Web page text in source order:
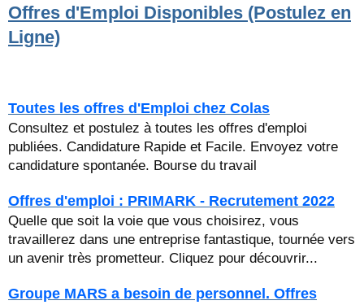
Offres d'Emploi Disponibles (Postulez en
Ligne)
Toutes les offres d'Emploi chez Colas
Consultez et postulez à toutes les offres d'emploi
publiées. Candidature Rapide et Facile. Envoyez votre
candidature spontanée. Bourse du travail
Offres d'emploi : PRIMARK - Recrutement 2022
Quelle que soit la voie que vous choisirez, vous
travaillerez dans une entreprise fantastique, tournée vers
un avenir très prometteur. Cliquez pour découvrir...
Groupe MARS a besoin de personnel. Offres